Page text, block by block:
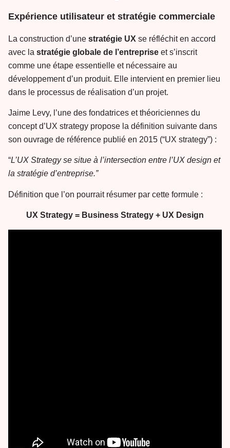
Expérience utilisateur et stratégie commerciale
La construction d’une stratégie UX se réfléchit en accord
avec la stratégie globale de l’entreprise et s’inscrit
comme une étape essentielle et nécessaire au
développement d’un produit. Elle intervient en premier lieu
dans le processus de réalisation d’un projet.
Jaime Levy, l’une des fondatrices et théoriciennes du
concept d’UX strategy propose la définition suivante dans
son ouvrage de référence publié en 2015 (“UX strategy”) :
“L’UX Strategy se situe à l’intersection entre l’UX design et
la stratégie d’entreprise.”
Définition que l’on pourrait résumer par cette formule :
UX Strategy = Business Strategy + UX Design